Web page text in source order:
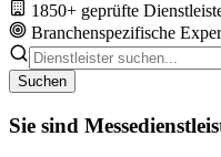
1850+ geprüfte
Branchenspezifische
Suchen
Sie sind